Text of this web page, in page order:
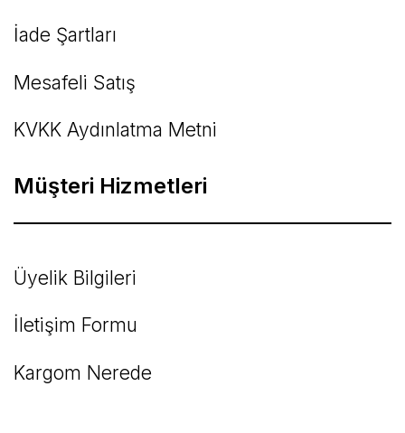
İade Şartları
Mesafeli Satış
KVKK Aydınlatma Metni
Müşteri Hizmetleri
Üyelik Bilgileri
İletişim Formu
Kargom Nerede